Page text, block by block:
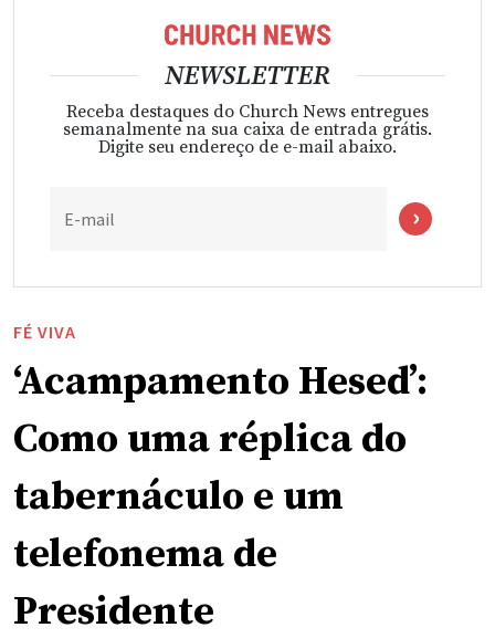
NEWSLETTER
Receba destaques do Church News entregues
semanalmente na sua caixa de entrada grátis.
Digite seu endereço de e-mail abaixo.
E-mail
FÉ VIVA
‘Acampamento Hesed’:
Como uma réplica do
tabernáculo e um
telefonema de
Presidente